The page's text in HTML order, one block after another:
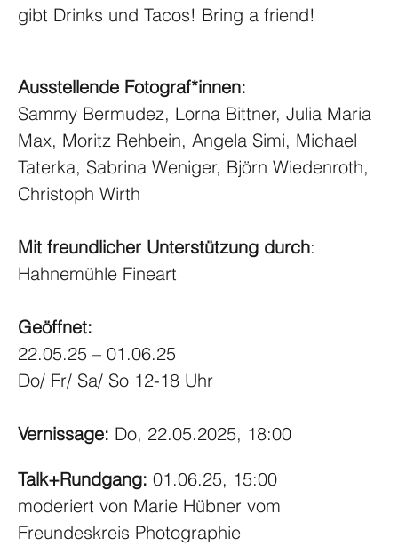
gibt Drinks und Tacos! Bring a friend!
Ausstellende Fotograf*innen:
Sammy Bermudez, Lorna Bittner, Julia Maria
Max, Moritz Rehbein, Angela Simi, Michael
Taterka, Sabrina Weniger, Björn Wiedenroth,
Christoph Wirth
Mit freundlicher Unterstützung durch:
Hahnemühle Fineart
Geöffnet:
22.05.25 – 01.06.25
Do/ Fr/ Sa/ So 12-18 Uhr
Vernissage: Do, 22.05.2025, 18:00
Talk+Rundgang: 01.06.25, 15:00
moderiert von Marie Hübner vom
Freundeskreis Photographie